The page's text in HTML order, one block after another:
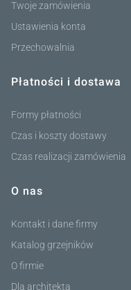
Twoje zamówienia
Ustawienia konta
Przechowalnia
Płatności i dostawa
Formy płatności
Czas i koszty dostawy
Czas realizacji zamówienia
O nas
Kontakt i dane firmy
Katalog grzejników
O firmie
Dla architekta